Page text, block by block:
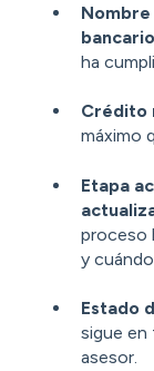
ha
Crédito
máximo
Etapa
proceso
y
Estado
sigue en
asesor.